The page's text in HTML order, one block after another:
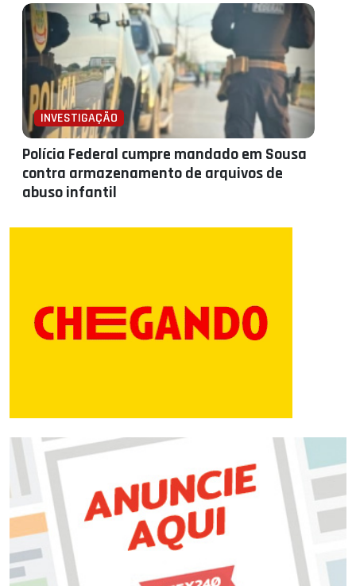
INVESTIGAÇÃO
Polícia Federal cumpre mandado em Sousa
contra armazenamento de arquivos de
abuso infantil